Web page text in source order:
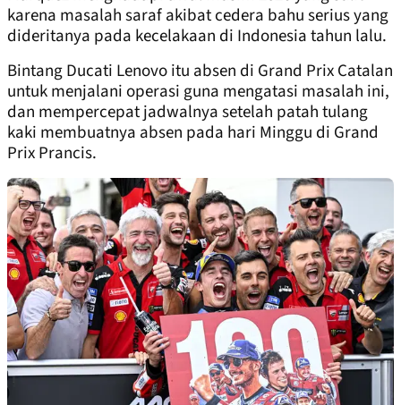
karena masalah saraf akibat cedera bahu serius yang
dideritanya pada kecelakaan di Indonesia tahun lalu.
Bintang Ducati Lenovo itu absen di Grand Prix Catalan
untuk menjalani operasi guna mengatasi masalah ini,
dan mempercepat jadwalnya setelah patah tulang
kaki membuatnya absen pada hari Minggu di Grand
Prix Prancis.